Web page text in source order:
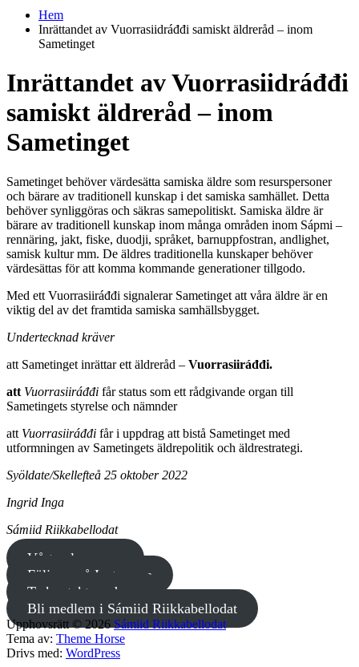
Hem
Inrättandet av Vuorrasiidráđđi samiskt äldreråd – inom
Sametinget
Inrättandet av Vuorrasiidráđđi
samiskt äldreråd – inom
Sametinget
Sametinget behöver värdesätta samiska äldre som resurspersoner
och bärare av traditionell kunskap i det samiska samhället. Detta
behöver synliggöras och säkras samepolitiskt. Samiska äldre är
bärare av traditionell kunskap inom många områden inom Sápmi –
rennäring, jakt, fiske, duodji, språket, barnuppfostran, andlighet,
samisk kultur mm. De äldres traditionella kunskaper behöver
värdesättas för att komma kommande generationer tillgodo.
Med ett Vuorrasiiráđđi signalerar Sametinget att våra äldre är en
viktig del av det framtida samiska samhällsbygget.
Undertecknad kräver
att Sametinget inrättar ett äldreråd – Vuorrasiiráđđi.
att Vuorrasiiráđđi får status som ett rådgivande organ till
Sametingets styrelse och nämnder
att Vuorrasiiráđđi får i uppdrag att bistå Sametinget med
utformningen av Sametingets äldrepolitik och äldrestrategi.
Syöldate/Skellefteå 25 oktober 2022
Ingrid Inga
Sámiid Riikkabellodat
Vårt valprogram
Följ oss på Instagram
Ta kontakt med oss
Bli medlem i Sámiid Riikkabellodat
Upphovsrätt © 2026 Sámiid Riikkabellodat
Tema av: Theme Horse
Drivs med: WordPress